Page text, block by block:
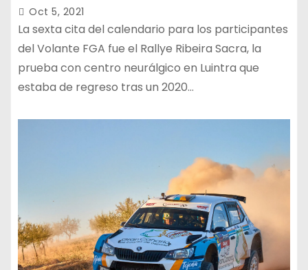
Oct 5, 2021
La sexta cita del calendario para los participantes
del Volante FGA fue el Rallye Ribeira Sacra, la
prueba con centro neurálgico en Luintra que
estaba de regreso tras un 2020…